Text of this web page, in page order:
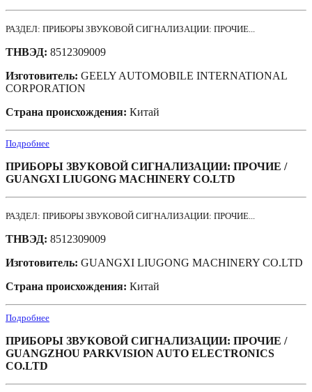
РАЗДЕЛ: ПРИБОРЫ ЗВУКОВОЙ СИГНАЛИЗАЦИИ: ПРОЧИЕ...
ТНВЭД: 8512309009
Изготовитель: GEELY AUTOMOBILE INTERNATIONAL
CORPORATION
Страна происхождения: Китай
Подробнее
ПРИБОРЫ ЗВУКОВОЙ СИГНАЛИЗАЦИИ: ПРОЧИЕ /
GUANGXI LIUGONG MACHINERY CO.LTD
РАЗДЕЛ: ПРИБОРЫ ЗВУКОВОЙ СИГНАЛИЗАЦИИ: ПРОЧИЕ...
ТНВЭД: 8512309009
Изготовитель: GUANGXI LIUGONG MACHINERY CO.LTD
Страна происхождения: Китай
Подробнее
ПРИБОРЫ ЗВУКОВОЙ СИГНАЛИЗАЦИИ: ПРОЧИЕ /
GUANGZHOU PARKVISION AUTO ELECTRONICS
CO.LTD